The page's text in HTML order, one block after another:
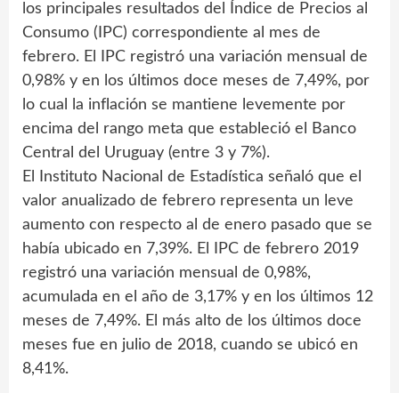
los principales resultados del Índice de Precios al
Consumo (IPC) correspondiente al mes de
febrero. El IPC registró una variación mensual de
0,98% y en los últimos doce meses de 7,49%, por
lo cual la inflación se mantiene levemente por
encima del rango meta que estableció el Banco
Central del Uruguay (entre 3 y 7%).
El Instituto Nacional de Estadística señaló que el
valor anualizado de febrero representa un leve
aumento con respecto al de enero pasado que se
había ubicado en 7,39%. El IPC de febrero 2019
registró una variación mensual de 0,98%,
acumulada en el año de 3,17% y en los últimos 12
meses de 7,49%. El más alto de los últimos doce
meses fue en julio de 2018, cuando se ubicó en
8,41%.